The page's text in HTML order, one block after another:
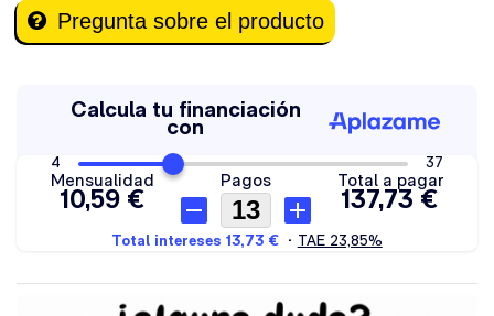
Pregunta sobre el producto